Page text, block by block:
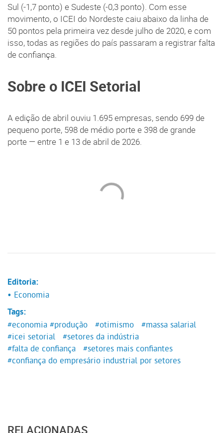
Sul (-1,7 ponto) e Sudeste (-0,3 ponto). Com esse
movimento, o ICEI do Nordeste caiu abaixo da linha de
50 pontos pela primeira vez desde julho de 2020, e com
isso, todas as regiões do país passaram a registrar falta
de confiança.
Sobre o ICEI Setorial
A edição de abril ouviu 1.695 empresas, sendo 699 de
pequeno porte, 598 de médio porte e 398 de grande
porte — entre 1 e 13 de abril de 2026.
Editoria:
• Economia
Tags:
#economia #produção #otimismo
#massa salarial
#icei setorial
#setores da indústria
#falta de confiança
#setores mais confiantes
#confiança do empresário industrial por setores
RELACIONADAS